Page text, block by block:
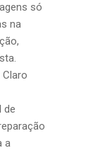
só
na
de
a